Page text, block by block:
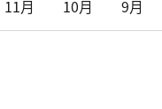
11月 10月 9月